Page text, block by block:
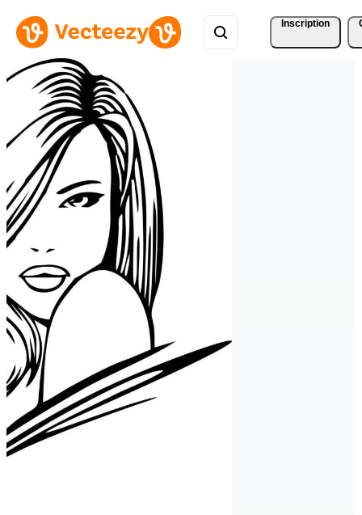
Inscription